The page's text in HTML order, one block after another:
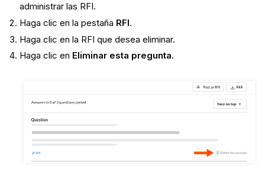
administrar las RFI.
Haga clic en la pestaña RFI.
Haga clic en la RFI que desea eliminar.
Haga clic en Eliminar esta pregunta.